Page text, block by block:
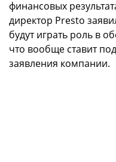
финансовых
директор Presto
будут играть роль в
что вообще ставит
заявления компании.